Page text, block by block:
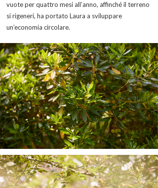
vuote per quattro mesi all’anno, affinché il terreno
si rigeneri, ha portato Laura a sviluppare
un’economia circolare.